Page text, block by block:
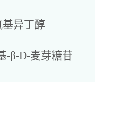
基异丁醇
-β-D-麦芽糖苷